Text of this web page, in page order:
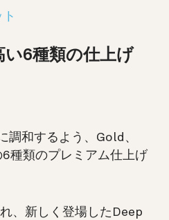
6種類の仕上げ
調和するよう、Gold、
類のプレミアム仕上げ
、新しく登場したDeep